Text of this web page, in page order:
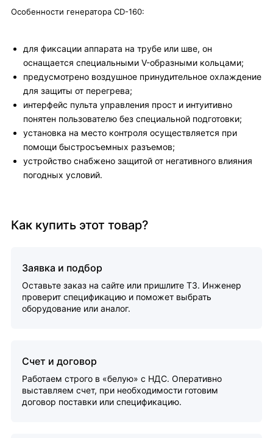
Особенности генератора CD-160:
для фиксации аппарата на трубе или шве, он
оснащается специальными V-образными кольцами;
предусмотрено воздушное принудительное охлаждение
для защиты от перегрева;
интерфейс пульта управления прост и интуитивно
понятен пользователю без специальной подготовки;
установка на место контроля осуществляется при
помощи быстросъемных разъемов;
устройство снабжено защитой от негативного влияния
погодных условий.
Как купить этот товар?
Заявка и подбор
Оставьте заказ на сайте или пришлите ТЗ. Инженер
проверит спецификацию и поможет выбрать
оборудование или аналог.
Счет и договор
Работаем строго в «белую» с НДС. Оперативно
выставляем счет, при необходимости готовим
договор поставки или спецификацию.